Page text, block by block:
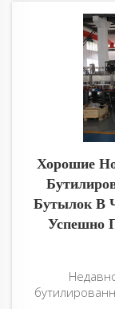
2000
Хорошие
Бутылок В
Успешно